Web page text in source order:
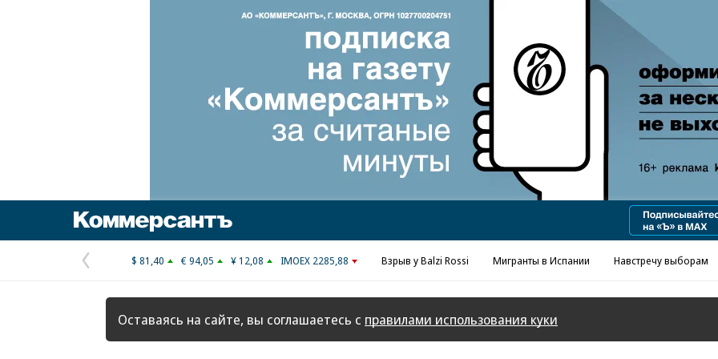
Реклама в «Ъ» www.kommersant.ru/ad
Предыдущая
страница
$ 81,40 € 94,05 ¥ 12,08 IMOEX 2285,88 Взрыв у Balzi Rossi Мигранты в Испании Навстречу выборам
Оставаясь на сайте, вы соглашаетесь с правилами использования куки